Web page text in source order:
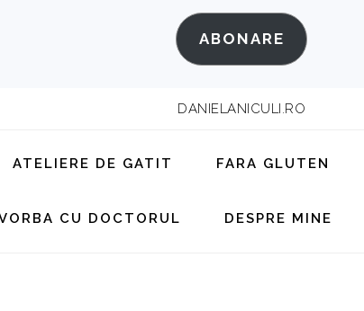
ABONARE
DANIELANICULI.RO
ATELIERE DE GATIT FARA GLUTEN
CU DOCTORUL DESPRE MINE